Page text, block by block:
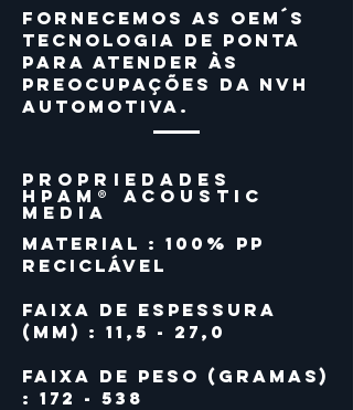
Fornecemos as OEM´s
tecnologia de ponta
para atender às
preocupações da NVH
automotiva.
PROPRIEDADES
HPAM® Acoustic
Media
Material : 100% PP
reciclável
Faixa de espessura
(mm) : 11,5 - 27,0
Faixa de peso (gramas)
: 172 - 538